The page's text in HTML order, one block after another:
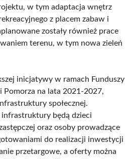
w tym adaptacja wnętrz
z placem zabaw i
zostały również prace
terenu, w tym nowa zieleń
inicjatywy w ramach Funduszy
Pomorza na lata 2021-2027,
społecznej.
będą dzieci
oraz osoby prowadzące
do realizacji inwestycji
przetargowe, a oferty można